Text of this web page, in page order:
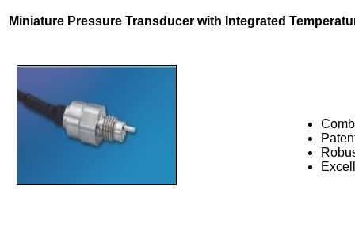
Miniature Pressure Transducer with Integrated